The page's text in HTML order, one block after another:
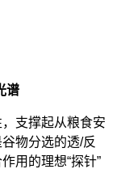
谱
支撑起从粮食安
物分选的透/反
用的理想“探针”